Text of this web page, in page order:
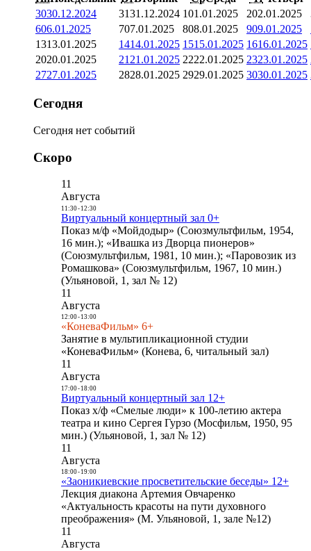
3030.12.2024 3131.12.2024 101.01.2025 202.01.2025
606.01.2025 707.01.2025 808.01.2025 909.01.2025
1313.01.2025 1414.01.2025 1515.01.2025 1616.01.2025
2020.01.2025 21 21.01.2025 2222.01.2025 2323.01.2025
2727.01.2025 2828.01.2025 2929.01.2025 3030.01.2025
Сегодня
Сегодня нет событий
Скоро
11
Августа
11:30- 12:30
Виртуальный концертный зал 0+
Показ м/ф «Мойдодыр» (Союзмультфильм, 1954,
16 мин.); «Ивашка из Дворца пионеров»
(Союзмультфильм, 1981, 10 мин.); «Паровозик из
Ромашкова» (Союзмультфильм, 1967, 10 мин.)
(Ульяновой, 1, зал № 12)
11
Августа
12:00- 13:00
«КоневаФильм» 6+
Занятие в мультипликационной студии
«КоневаФильм» (Конева, 6, читальный зал)
11
Августа
17:00- 18:00
Виртуальный концертный зал 12+
Показ х/ф «Смелые люди» к 100-летию актера
театра и кино Сергея Гурзо (Мосфильм, 1950, 95
мин.) (Ульяновой, 1, зал № 12)
11
Августа
18:00- 19:00
«Заоникиевские просветительские беседы» 12+
Лекция диакона Артемия Овчаренко
«Актуальность красоты на пути духовного
преображения» (М. Ульяновой, 1, зале №12)
11
Августа